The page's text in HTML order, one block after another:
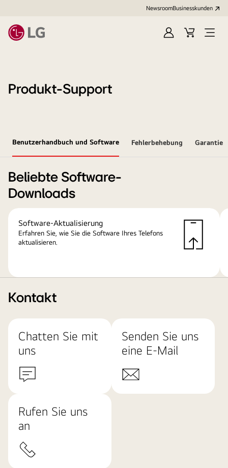
NewsroomBusinesskunden
AnmeldenWarenkorb
Menü
Produkt-Support
Benutzerhandbuch und Software Fehlerbehebung Garantie
Beliebte Software-
Downloads
Software-Aktualisierung
Erfahren Sie, wie Sie die Software Ihres Telefons
aktualisieren.
Kontakt
Chatten Sie mit
uns
Senden Sie uns
eine E-Mail
Rufen Sie uns
an